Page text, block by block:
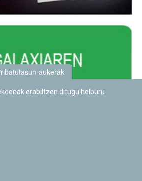
aukerak
erabiltzen ditugu helburu